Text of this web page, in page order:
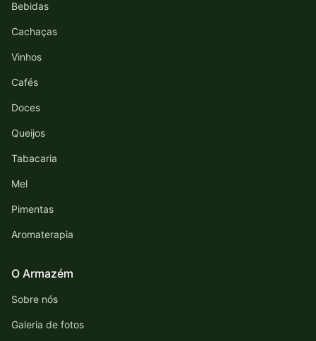
Bebidas
Cachaças
Vinhos
Cafés
Doces
Queijos
Tabacaria
Mel
Pimentas
Aromaterapia
O Armazém
Sobre nós
Galeria de fotos